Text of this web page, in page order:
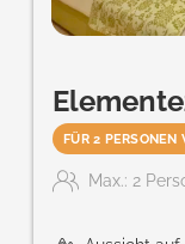
FÜR 2 PERSONEN
Max.: 2